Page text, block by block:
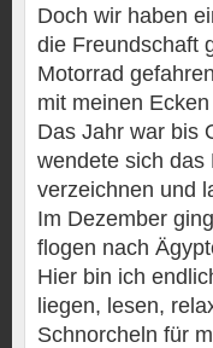
Doch wir haben
die Freundschaft
Motorrad
mit meinen
Das Jahr war bis
wendete sich das
verzeichnen und
Im Dezember
flogen nach
Hier bin ich
liegen, lesen,
Schnorcheln für